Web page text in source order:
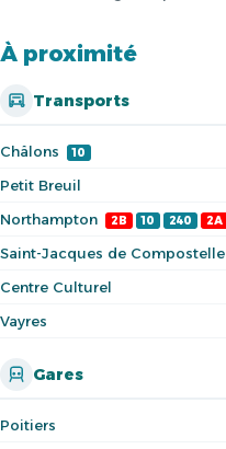
À proximité
Transports
Châlons 10
Petit Breuil
Northampton 2B 10 240 2A
Saint-Jacques de Compostelle
Centre Culturel
Vayres
Gares
Poitiers